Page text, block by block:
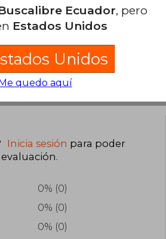
Otros objetos de una base de
Inicia sesión para poder
.
0% (0)
0% (0)
0% (0)
Ecuador, pero
Estados Unidos
Unidos
Me quedo aquí